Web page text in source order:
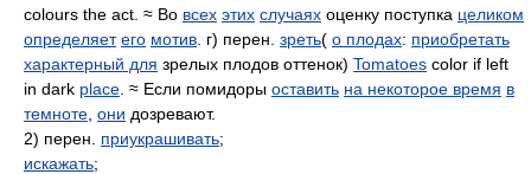
colours the act. ≈ Во всех этих случаях оценку поступка целиком
определяет его мотив . г) перен. зреть( о плодах: приобретать
характерный для зрелых плодов оттенок) Tomatoes color if left
in dark place . ≈ Если помидоры оставить на некоторое время в
темноте они дозревают.
2) перен. приукрашивать;
искажать;